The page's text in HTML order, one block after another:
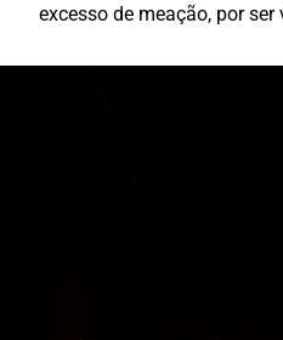
excesso de meação, por